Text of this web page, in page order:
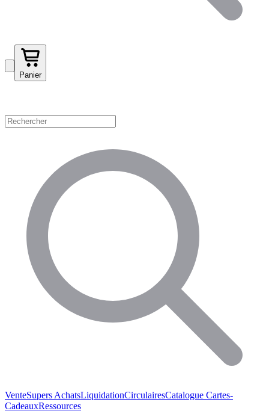
Panier
VenteSupers AchatsLiquidationCirculairesCatalogue Cartes-
CadeauxRessources